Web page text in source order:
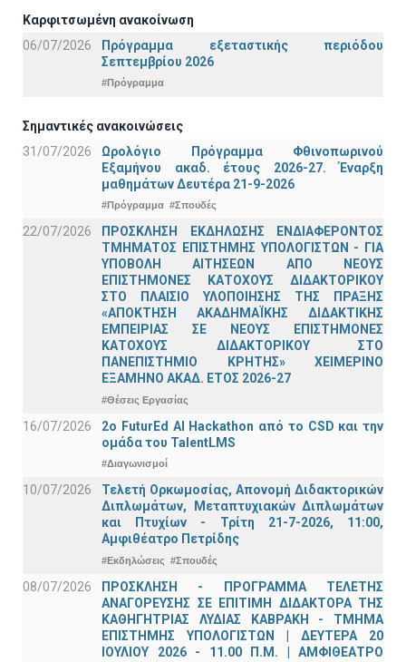
Καρφιτσωμένη ανακοίνωση
06/07/2026
Πρόγραμμα εξεταστικής περιόδου
Σεπτεμβρίου 2026
#Πρόγραμμα
Σημαντικές ανακοινώσεις
31/07/2026
Ωρολόγιο Πρόγραμμα Φθινοπωρινού
Εξαμήνου ακαδ. έτους 2026-27. Έναρξη
μαθημάτων Δευτέρα 21-9-2026
#Πρόγραμμα #Σπουδές
22/07/2026
ΠΡΟΣΚΛΗΣΗ ΕΚΔΗΛΩΣΗΣ ΕΝΔΙΑΦΕΡΟΝΤΟΣ
ΤΜΗΜΑΤΟΣ ΕΠΙΣΤΗΜΗΣ ΥΠΟΛΟΓΙΣΤΩΝ - ΓΙΑ
ΥΠΟΒΟΛΗ ΑΙΤΗΣΕΩΝ ΑΠΟ ΝΕΟΥΣ
ΕΠΙΣΤΗΜΟΝΕΣ ΚΑΤΟΧΟΥΣ ΔΙΔΑΚΤΟΡΙΚΟΥ
ΣΤΟ ΠΛΑΙΣΙΟ ΥΛΟΠΟΙΗΣΗΣ ΤΗΣ ΠΡΑΞΗΣ
«ΑΠΟΚΤΗΣΗ ΑΚΑΔΗΜΑΪΚΗΣ ΔΙΔΑΚΤΙΚΗΣ
ΕΜΠΕΙΡΙΑΣ ΣΕ ΝΕΟΥΣ ΕΠΙΣΤΗΜΟΝΕΣ
ΚΑΤΟΧΟΥΣ ΔΙΔΑΚΤΟΡΙΚΟΥ ΣΤΟ
ΠΑΝΕΠΙΣΤΗΜΙΟ ΚΡΗΤΗΣ» ΧΕΙΜΕΡΙΝΟ
ΕΞΑΜΗΝΟ ΑΚΑΔ. ΕΤΟΣ 2026-27
#Θέσεις Εργασίας
16/07/2026
2o FuturEd AI Hackathon από το CSD και την
ομάδα του TalentLMS
#Διαγωνισμοί
10/07/2026
Τελετή Ορκωμοσίας, Απονομή Διδακτορικών
Διπλωμάτων, Μεταπτυχιακών Διπλωμάτων
και Πτυχίων - Τρίτη 21-7-2026, 11:00,
Αμφιθέατρο Πετρίδης
#Εκδηλώσεις #Σπουδές
08/07/2026
ΠΡΟΣΚΛΗΣΗ - ΠΡΟΓΡΑΜΜΑ ΤΕΛΕΤΗΣ
ΑΝΑΓΟΡΕΥΣΗΣ ΣΕ ΕΠΙΤΙΜΗ ΔΙΔΑΚΤΟΡΑ ΤΗΣ
ΚΑΘΗΓΗΤΡΙΑΣ ΛΥΔΙΑΣ ΚΑΒΡΑΚΗ - ΤΜΗΜΑ
ΕΠΙΣΤΗΜΗΣ ΥΠΟΛΟΓΙΣΤΩΝ | ΔΕΥΤΕΡΑ 20
ΙΟΥΛΙΟΥ 2026 - 11.00 Π.Μ. | ΑΜΦΙΘΕΑΤΡΟ